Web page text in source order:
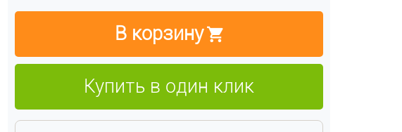
В корзину
Купить в один клик